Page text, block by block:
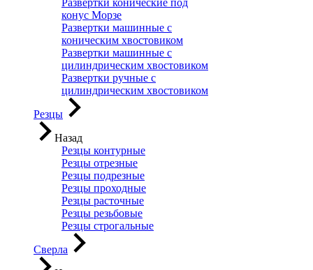
Развертки конические под
конус Морзе
Развертки машинные с
коническим хвостовиком
Развертки машинные с
цилиндрическим хвостовиком
Развертки ручные с
цилиндрическим хвостовиком
Резцы
Назад
Резцы контурные
Резцы отрезные
Резцы подрезные
Резцы проходные
Резцы расточные
Резцы резьбовые
Резцы строгальные
Сверла